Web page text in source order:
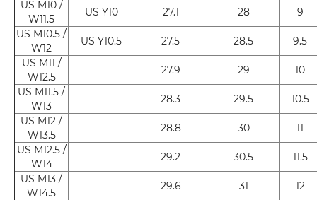
US M10 /
W11.5
US Y10 27.1 28
9
US M10.5 /
W12
US Y10.5 27.5 28.5
9.5
US M11 /
W12.5
27.9 29
10
US M11.5 /
W13
28.3 29.5
10.5
US M12 /
W13.5
28.8 30
11
US M12.5 /
W14
29.2 30.5
11.5
US M13 /
W14.5
29.6 31
12